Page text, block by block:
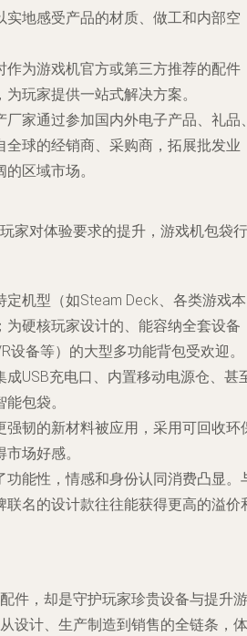
实地感受产品的材质、做工和内部空
作为游戏机官方或第三方推荐的配件
玩家提供一站式解决方案。
厂家通过参加国内外电子产品、礼品
全球的经销商、采购商，拓展批发业
区域市场。
家对体验要求的提升，游戏机包袋行
定机型（如Steam Deck、各类游戏
为硬核玩家设计的、能容纳全套设备
设备等）的大型多功能背包受欢迎。
成USB充电口、内置移动电源仓、甚
包袋。
强韧的新材料被应用，采用可回收环
场好感。
功能性，情感和身份认同消费凸显。
联名的设计款往往能获得更高的溢价
件，却是守护玩家珍贵设备与提升游
设计、生产制造到销售的全链条，体